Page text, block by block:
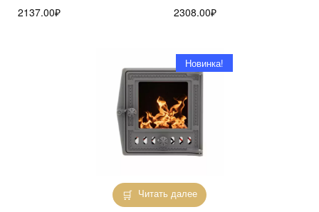
2137.00₽
2308.00₽
Читать далее
Новинка!